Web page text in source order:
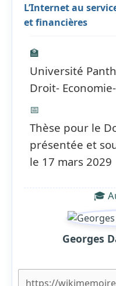
L’Internet au
et financières
🏫
Université
Droit-
📅
Thèse pour le
présentée et
le 17 mars 2029
🎓
Georges